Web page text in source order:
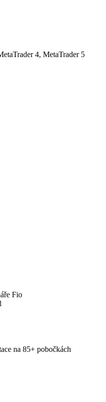
4, MetaTrader 5
Fio
na 85+ pobočkách